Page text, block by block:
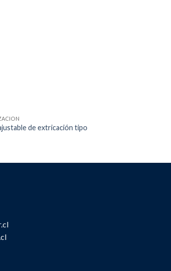
de extricación tipo